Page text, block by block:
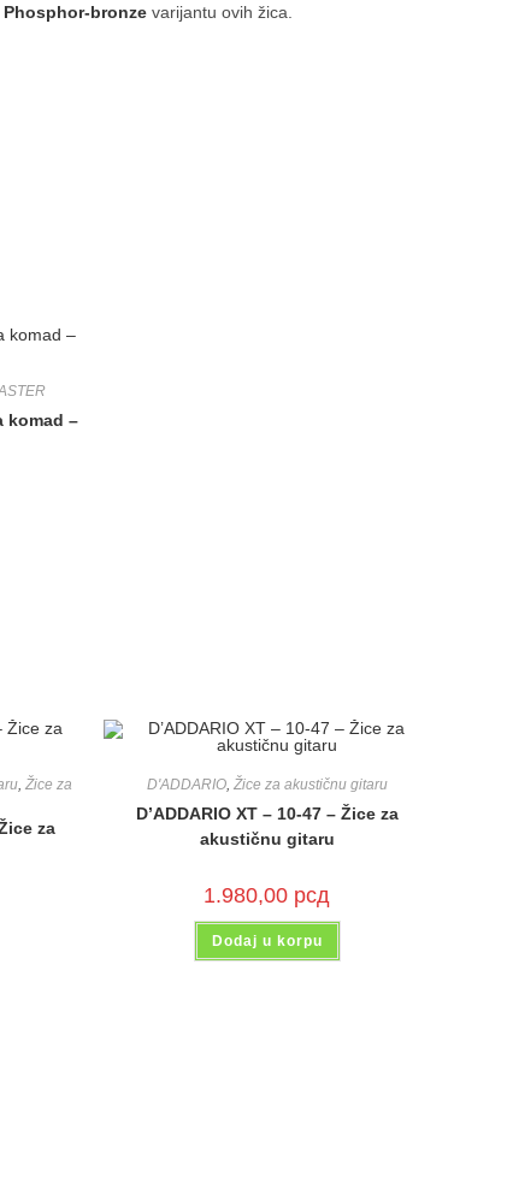
Phosphor-bronze varijantu ovih žica.
komad –
, Žice za
za
D'ADDARIO, Žice za akustičnu gitaru
D’ADDARIO XT – 10-47 – Žice za
akustičnu gitaru
1.980,00 рсд
Dodaj u korpu